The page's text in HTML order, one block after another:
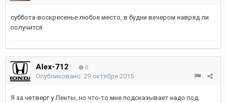
суббота-воскресенье любое место, в будни вечером навряд ли
получится
Alex-712 0
Опубликовано: 29 октября 2015
Я за четверг у Ленты, но что-то мне подсказывает надо под